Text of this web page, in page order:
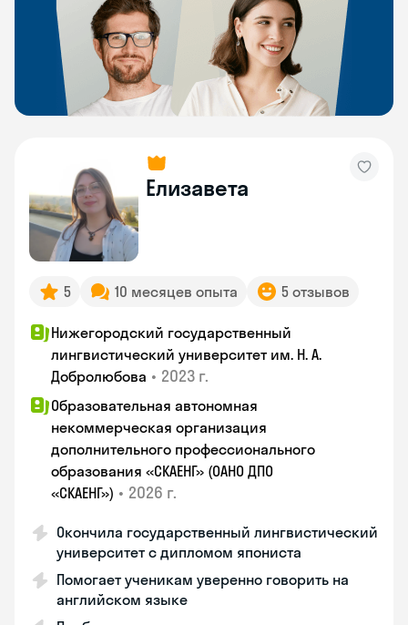
Елизавета
5 10 месяцев опыта 5 отзывов
Нижегородский государственный
лингвистический университет им. Н. А.
Добролюбова • 2023 г.
Образовательная автономная
некоммерческая организация
дополнительного профессионального
образования «СКАЕНГ» (ОАНО ДПО
«СКАЕНГ») • 2026 г.
Окончила государственный лингвистический
университет с дипломом япониста
Помогает ученикам уверенно говорить на
английском языке